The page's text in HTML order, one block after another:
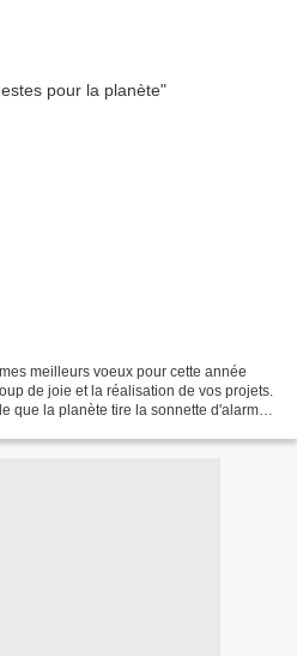
meilleurs voeux pour cette année
de joie et la réalisation de vos projets.
que la planète tire la sonnette d'alarme